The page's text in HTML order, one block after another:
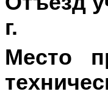
г.
Место